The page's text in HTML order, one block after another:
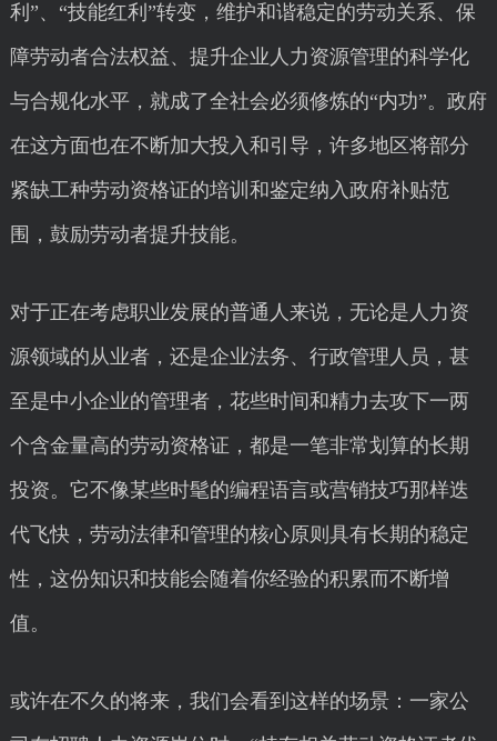
利”、“技能红利”转变，维护和谐稳定的劳动关系、保
障劳动者合法权益、提升企业人力资源管理的科学化
与合规化水平，就成了全社会必须修炼的“内功”。政府
在这方面也在不断加大投入和引导，许多地区将部分
紧缺工种劳动资格证的培训和鉴定纳入政府补贴范
围，鼓励劳动者提升技能。
对于正在考虑职业发展的普通人来说，无论是人力资
源领域的从业者，还是企业法务、行政管理人员，甚
至是中小企业的管理者，花些时间和精力去攻下一两
个含金量高的劳动资格证，都是一笔非常划算的长期
投资。它不像某些时髦的编程语言或营销技巧那样迭
代飞快，劳动法律和管理的核心原则具有长期的稳定
性，这份知识和技能会随着你经验的积累而不断增
值。
或许在不久的将来，我们会看到这样的场景：一家公